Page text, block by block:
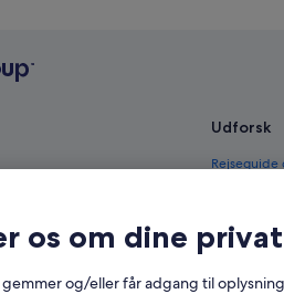
Udforsk
Rejseguide
os om dine
og/eller får adgang til